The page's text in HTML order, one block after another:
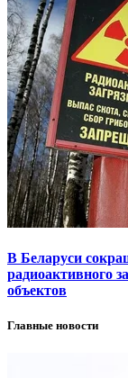
В Беларуси
радиоактивного
объектов
Главные новости